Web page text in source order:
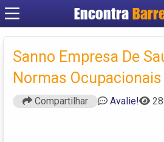
Encontra
Criar
Sanno Empresa De
Normas Ocupacionais
Compartilhar Avalie!